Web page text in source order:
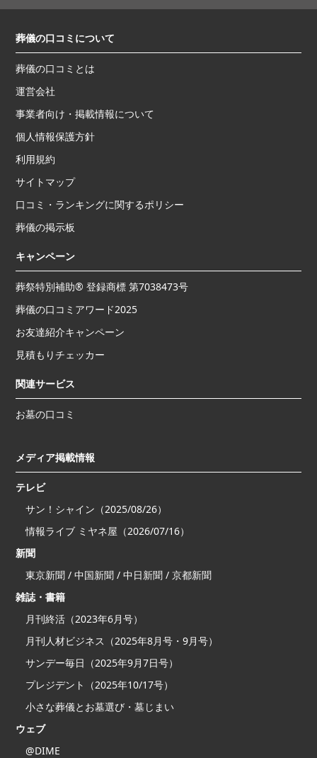
葬儀の口コミについて
葬儀の口コミとは
運営会社
事業者向け・掲載情報について
個人情報保護方針
利用規約
サイトマップ
口コミ・ランキングに関するポリシー
葬儀の掲示板
キャンペーン
葬祭特別補助® 登録商標 第7038473号
葬儀の口コミアワード2025
お友達紹介キャンペーン
見積もりチェッカー
関連サービス
お墓の口コミ
メディア掲載情報
テレビ
サン！シャイン（2025/08/26）
情報ライブ ミヤネ屋（2026/07/16）
新聞
東京新聞 / 中国新聞 / 中日新聞 / 京都新聞
雑誌・書籍
月刊終活（2023年6月号）
月刊人材ビジネス（2025年8月号・9月号）
サンデー毎日（2025年9月7日号）
プレジデント（2025年10/17号）
小さな葬儀とお墓選び・墓じまい
ウェブ
@DIME